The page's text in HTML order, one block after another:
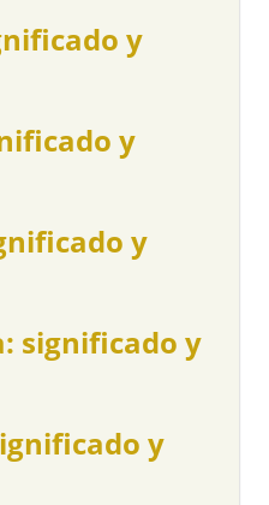
y
y
y
significado y
y